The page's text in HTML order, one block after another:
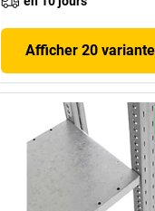
Afficher 20